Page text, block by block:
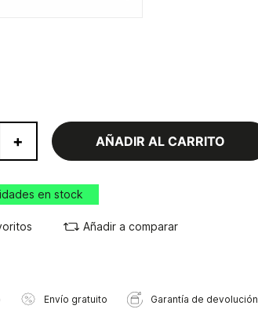
+ AÑADIR AL CARRITO
en stock
Añadir a comparar
Envío gratuito Garantía de devolución